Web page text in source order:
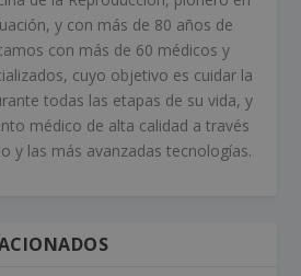
y con más de 80 años de
con más de 60 médicos y
cuyo objetivo es cuidar la
todas las etapas de su vida, y
médico de alta calidad a través
y las más avanzadas tecnologías.